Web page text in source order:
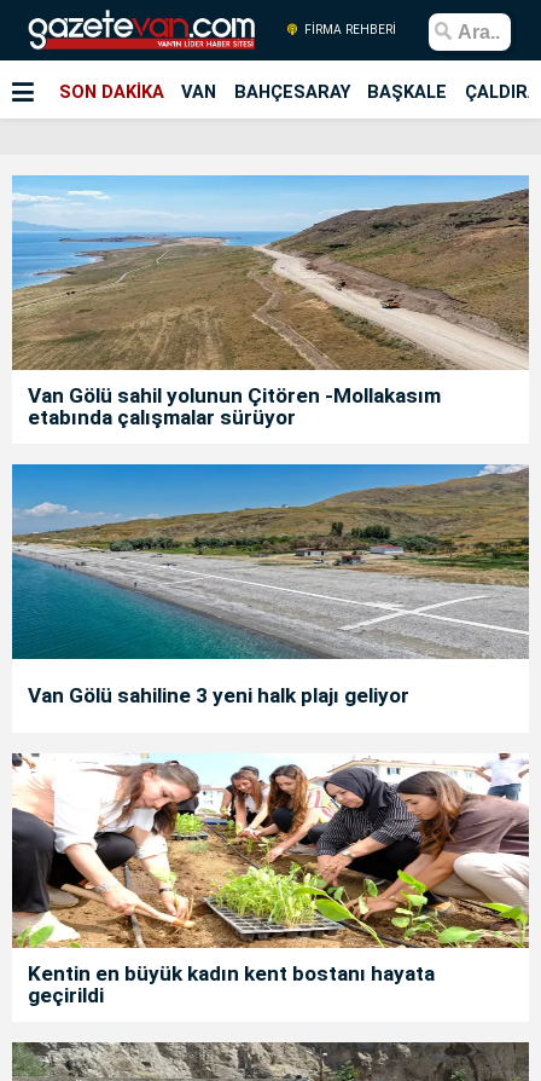
FİRMA REHBERİ
SON DAKİKA VAN BAHÇESARAY BAŞKALE
Van Gölü sahil yolunun Çitören -Mollakasım
etabında çalışmalar sürüyor
Van Gölü sahiline 3 yeni halk plajı geliyor
Kentin en büyük kadın kent bostanı hayata
geçirildi